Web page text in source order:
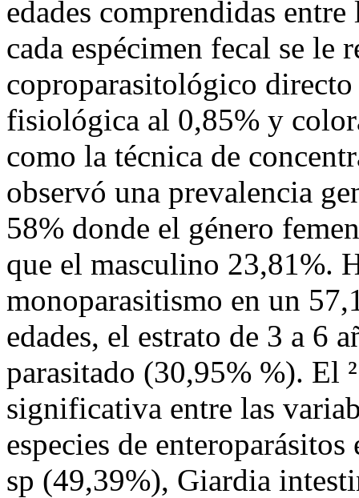
edades comprendidas
cada espécimen fecal se le
coproparasitológico
fisiológica al 0,85% y
como la técnica de
observó una prevalencia
58% donde el género
que el masculino 23,81%.
monoparasitismo en un
edades, el estrato de 3 a 6
parasitado (30,95% %). El
significativa entre las
especies de
sp (49,39%), Giardia